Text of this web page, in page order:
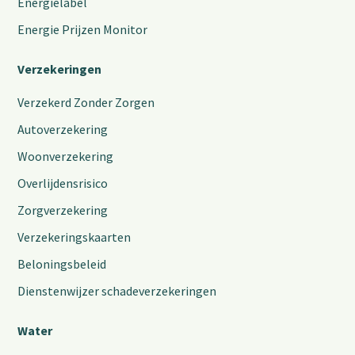
Energie Prijzen Monitor
Verzekeringen
Verzekerd Zonder Zorgen
Autoverzekering
Woonverzekering
Overlijdensrisico
Zorgverzekering
Verzekeringskaarten
Beloningsbeleid
Dienstenwijzer schadeverzekeringen
Water